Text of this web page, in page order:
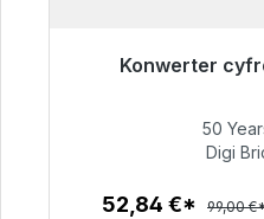
Konwerter
Gotowy do
50
Digi
52,84 €* 99,00